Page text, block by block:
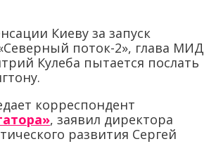
Киеву за запуск
поток-2», глава МИД
Кулеба пытается послать
корреспондент
, заявил директора
развития Сергей